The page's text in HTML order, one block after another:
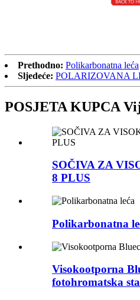
Prethodno: Polikarbonatna leća
Sljedeće: POLARIZOVANA
POSJETA KUPCA
SOČIVA ZA
8 PLUS
Polikarbonatna
Visokootporna
fotohromatska